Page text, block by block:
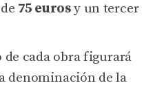
75 eurosy un tercer
de cada obra figurará
denominación de la